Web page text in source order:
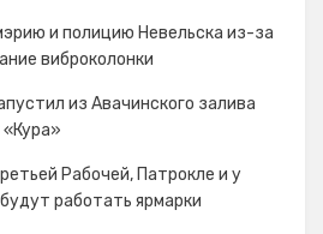
и полицию Невельска из-за
виброколонки
из Авачинского залива
Рабочей, Патрокле и у
работать ярмарки